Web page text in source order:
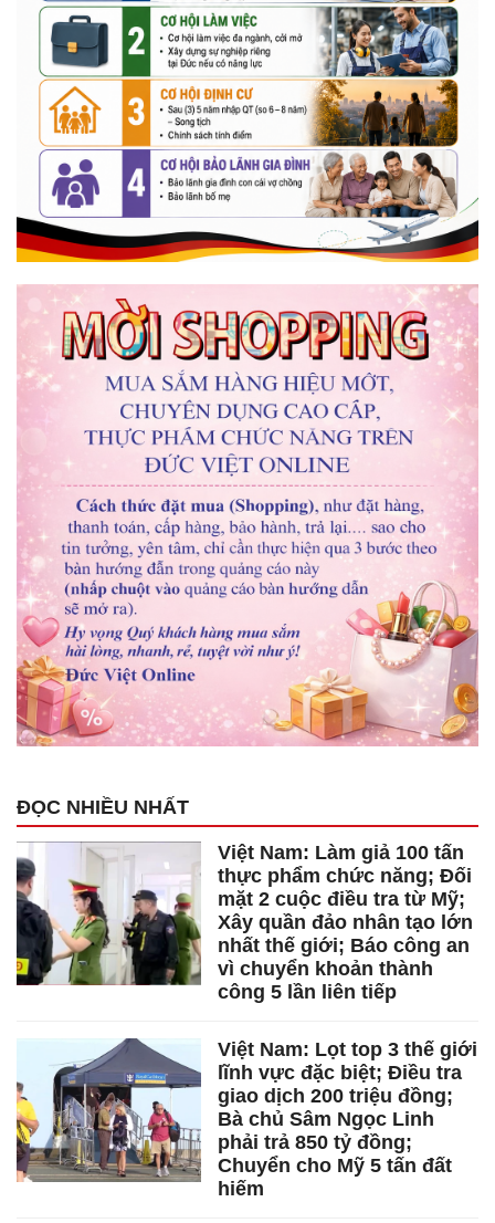
ĐỌC NHIỀU NHẤT
Việt Nam: Làm giả 100 tấn
thực phẩm chức năng; Đối
mặt 2 cuộc điều tra từ Mỹ;
Xây quần đảo nhân tạo lớn
nhất thế giới; Báo công an
vì chuyển khoản thành
công 5 lần liên tiếp
Việt Nam: Lọt top 3 thế giới
lĩnh vực đặc biệt; Điều tra
giao dịch 200 triệu đồng;
Bà chủ Sâm Ngọc Linh
phải trả 850 tỷ đồng;
Chuyển cho Mỹ 5 tấn đất
hiếm